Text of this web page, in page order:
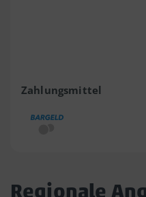
Zahlungsmittel
Regionale